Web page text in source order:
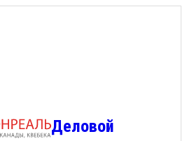
Деловой